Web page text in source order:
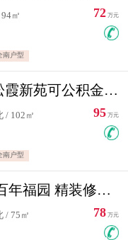
㎡
南户型
72 万元
松霞路北三路松霞新苑可公积金贷款北小区南北通透住宅急售
/ 102㎡
南户型
95 万元
松霞路天府街 百年福园 精装修住宅急售
/ 75㎡
78 万元